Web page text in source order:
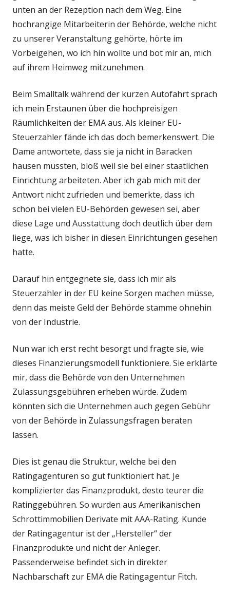
unten an der Rezeption nach dem Weg. Eine
hochrangige Mitarbeiterin der Behörde, welche nicht
zu unserer Veranstaltung gehörte, hörte im
Vorbeigehen, wo ich hin wollte und bot mir an, mich
auf ihrem Heimweg mitzunehmen.
Beim Smalltalk während der kurzen Autofahrt sprach
ich mein Erstaunen über die hochpreisigen
Räumlichkeiten der EMA aus. Als kleiner EU-
Steuerzahler fände ich das doch bemerkenswert. Die
Dame antwortete, dass sie ja nicht in Baracken
hausen müssten, bloß weil sie bei einer staatlichen
Einrichtung arbeiteten. Aber ich gab mich mit der
Antwort nicht zufrieden und bemerkte, dass ich
schon bei vielen EU-Behörden gewesen sei, aber
diese Lage und Ausstattung doch deutlich über dem
liege, was ich bisher in diesen Einrichtungen gesehen
hatte.
Darauf hin entgegnete sie, dass ich mir als
Steuerzahler in der EU keine Sorgen machen müsse,
denn das meiste Geld der Behörde stamme ohnehin
von der Industrie.
Nun war ich erst recht besorgt und fragte sie, wie
dieses Finanzierungsmodell funktioniere. Sie erklärte
mir, dass die Behörde von den Unternehmen
Zulassungsgebühren erheben würde. Zudem
könnten sich die Unternehmen auch gegen Gebühr
von der Behörde in Zulassungsfragen beraten
lassen.
Dies ist genau die Struktur, welche bei den
Ratingagenturen so gut funktioniert hat. Je
komplizierter das Finanzprodukt, desto teurer die
Ratinggebühren. So wurden aus Amerikanischen
Schrottimmobilien Derivate mit AAA-Rating. Kunde
der Ratingagentur ist der „Hersteller“ der
Finanzprodukte und nicht der Anleger.
Passenderweise befindet sich in direkter
Nachbarschaft zur EMA die Ratingagentur Fitch.